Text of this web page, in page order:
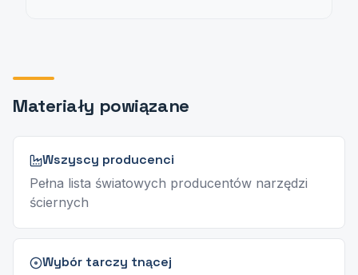
Materiały powiązane
Wszyscy producenci
Pełna lista światowych producentów narzędzi
ściernych
Wybór tarczy tnącej